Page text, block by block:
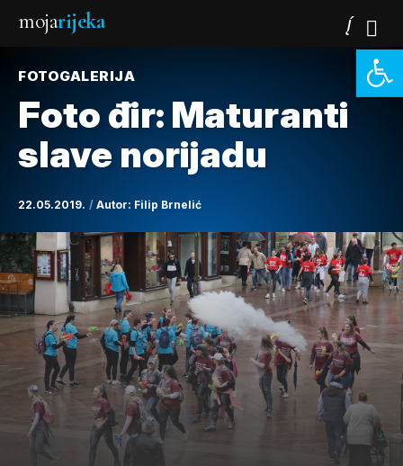
mojarijeka
FOTOGALERIJA
Foto đir: Maturanti
slave norijadu
22.05.2019. Autor: Filip Brnelić